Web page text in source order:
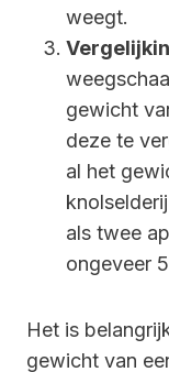
weegt.
gewicht
deze te
al het
als twee
ongeveer
Het is
gewicht van